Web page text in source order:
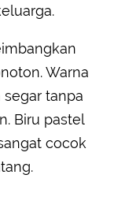
Warna
tanpa
Biru pastel
cocok